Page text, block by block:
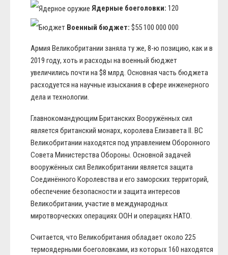
Ядерные боеголовки: 120
Военный бюджет: $55 100 000 000
Армия Великобритании заняла ту же, 8-ю позицию, как и в
2019 году, хоть и расходы на военный бюджет
увеличились почти на $8 млрд. Основная часть бюджета
расходуется на научные изыскания в сфере инженерного
дела и технологии.
Главнокомандующим Британских Вооружённых сил
является британский монарх, королева Елизавета II. ВС
Великобритании находятся под управлением Оборонного
Совета Министерства Обороны. Основной задачей
вооружённых сил Великобритании является защита
Соединённого Королевства и его заморских территорий,
обеспечение безопасности и защита интересов
Великобритании, участие в международных
миротворческих операциях ООН и операциях НАТО.
Считается, что Великобритания обладает около 225
термоядерными боеголовками, из которых 160 находятся